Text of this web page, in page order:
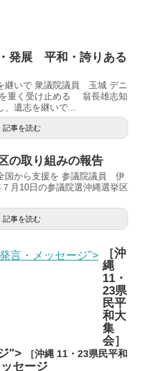
発展 平和・誇りある
継いで 衆議院議員 玉城 デニ
重く受け止める 翁長雄志知
、遺志を継いで...
記事を読む
の取り組みの報告
国から支援を 参議院議員 伊
月10日の参議院選沖縄選挙区
記事を読む
言・メッセージ">
［沖
縄
11・
23県
民平
和大
集
会］
">
［沖縄 11・23県民平和
セージ